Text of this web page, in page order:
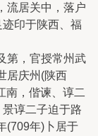
居关中，落户
印于陕西、福
，官授常州武
居庆州(陕西
南，偕谏、谆二
谆二子迫于路
(709年)卜居于